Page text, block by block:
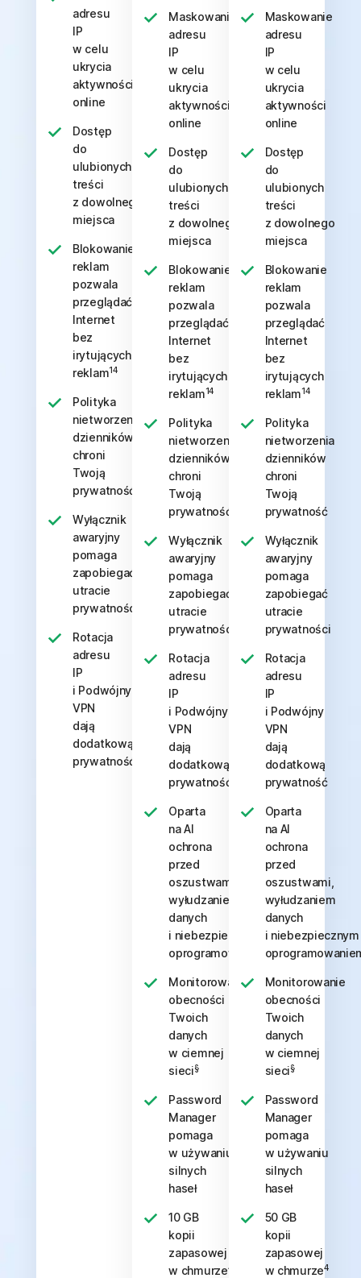
adresu
IP
w celu
ukrycia
aktywności
online
Dostęp
do
ulubionych
treści
z dowolnego
miejsca
Blokowanie
reklam
pozwala
przeglądać
Internet
bez
irytujących
reklam14
Polityka
nietworzenia
dzienników
chroni
Twoją
prywatność
Wyłącznik
awaryjny
pomaga
zapobiegać
utracie
prywatności
Rotacja
adresu
IP
i Podwójny
VPN
dają
dodatkową
prywatność
Maskowanie
adresu
IP
w celu
ukrycia
aktywności
online
Dostęp
do
ulubionych
treści
z dowolnego
miejsca
Blokowanie
reklam
pozwala
przeglądać
Internet
bez
irytujących
reklam14
Polityka
nietworzenia
dzienników
chroni
Twoją
prywatność
Wyłącznik
awaryjny
pomaga
zapobiegać
utracie
prywatności
Rotacja
adresu
IP
i Podwójny
VPN
dają
dodatkową
prywatność
Oparta
na AI
ochrona
przed
oszustwami,
wyłudzaniem
danych
i niebezpiecznym
oprogramowaniem
Monitorowanie
obecności
Twoich
danych
w ciemnej
sieci§
Password
Manager
pomaga
w używaniu
silnych
haseł
10 GB
kopii
zapasowej
w chmurze4
Maskowanie
adresu
IP
w celu
ukrycia
aktywności
online
Dostęp
do
ulubionych
treści
z dowolnego
miejsca
Blokowanie
reklam
pozwala
przeglądać
Internet
bez
irytujących
reklam14
Polityka
nietworzenia
dzienników
chroni
Twoją
prywatność
Wyłącznik
awaryjny
pomaga
zapobiegać
utracie
prywatności
Rotacja
adresu
IP
i Podwójny
VPN
dają
dodatkową
prywatność
Oparta
na AI
ochrona
przed
oszustwami,
wyłudzaniem
danych
i niebezpiecznym
Monitorowanie
obecności
Twoich
danych
w ciemnej
sieci§
Password
Manager
pomaga
w używaniu
silnych
haseł
50 GB
kopii
zapasowej
w chmurze4